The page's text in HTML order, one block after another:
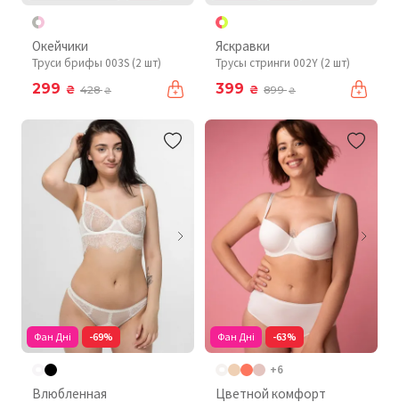
Окейчики
Труси брифы 003S (2 шт)
299 ₴ 428₴
Яскравки
Трусы стринги 002Y (2 шт)
399 ₴ 899₴
Фан Дні -69%
Влюбленная
Фан Дні -63%
+6
Цветной комфорт